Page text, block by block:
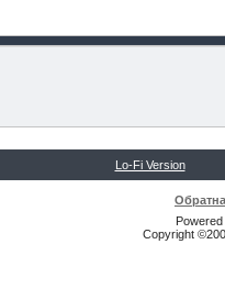
Lo-Fi Version
Copyright